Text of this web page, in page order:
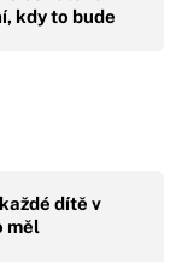
kdy to bude
dítě v
měl